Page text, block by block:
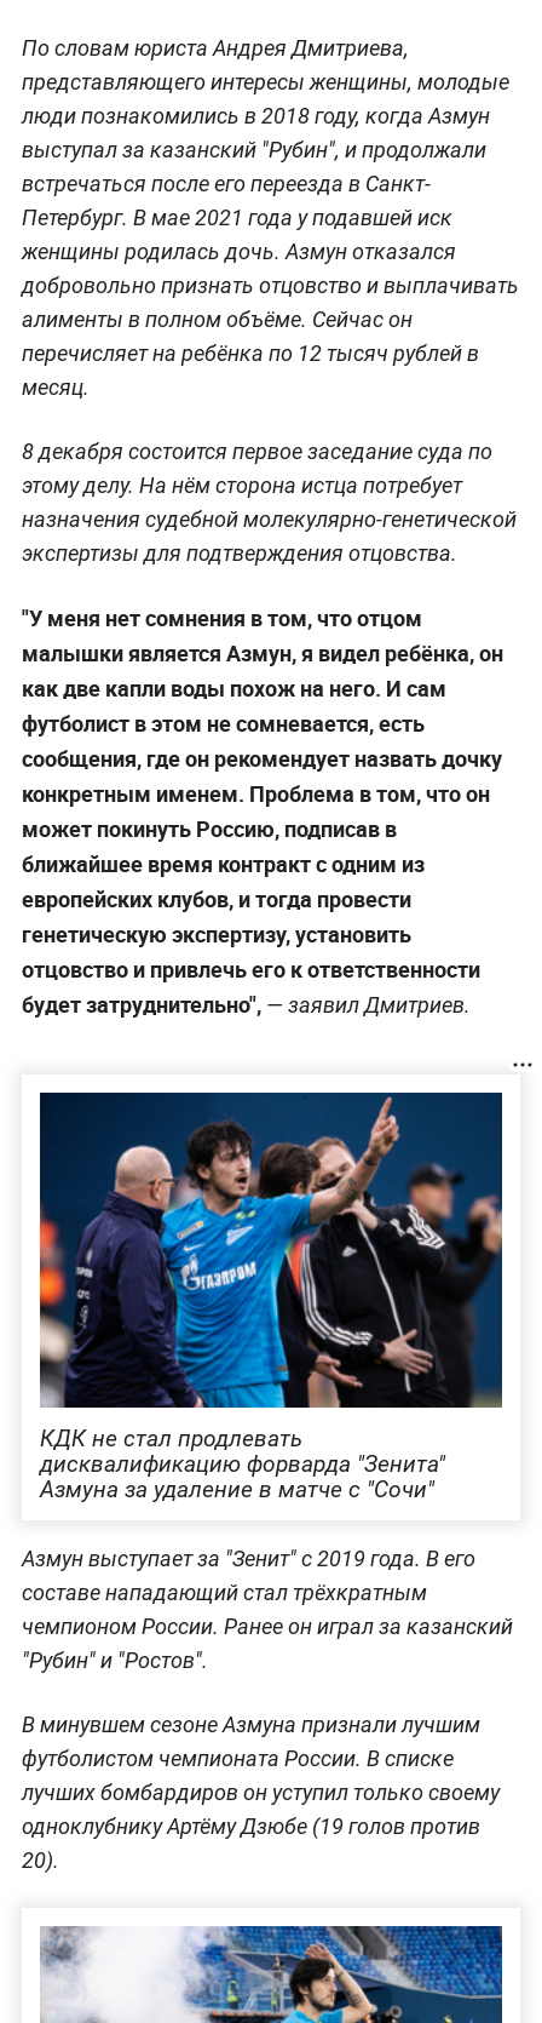
По словам юриста Андрея Дмитриева,
представляющего интересы женщины, молодые
люди познакомились в 2018 году, когда Азмун
выступал за казанский "Рубин", и продолжали
встречаться после его переезда в Санкт-
Петербург. В мае 2021 года у подавшей иск
женщины родилась дочь. Азмун отказался
добровольно признать отцовство и выплачивать
алименты в полном объёме. Сейчас он
перечисляет на ребёнка по 12 тысяч рублей в
месяц.
8 декабря состоится первое заседание суда по
этому делу. На нём сторона истца потребует
назначения судебной молекулярно-генетической
экспертизы для подтверждения отцовства.
"У меня нет сомнения в том, что отцом
малышки является Азмун, я видел ребёнка, он
как две капли воды похож на него. И сам
футболист в этом не сомневается, есть
сообщения, где он рекомендует назвать дочку
конкретным именем. Проблема в том, что он
может покинуть Россию, подписав в
ближайшее время контракт с одним из
европейских клубов, и тогда провести
генетическую экспертизу, установить
отцовство и привлечь его к ответственности
будет затруднительно",— заявил Дмитриев.
КДК не стал продлевать
дисквалификацию форварда "Зенита"
Азмуна за удаление в матче с "Сочи"
Азмун выступает за "Зенит" с 2019 года. В его
составе нападающий стал трёхкратным
чемпионом России. Ранее он играл за казанский
"Рубин" и "Ростов".
В минувшем сезоне Азмуна признали лучшим
футболистом чемпионата России. В списке
лучших бомбардиров он уступил только своему
одноклубнику Артёму Дзюбе (19 голов против
20).